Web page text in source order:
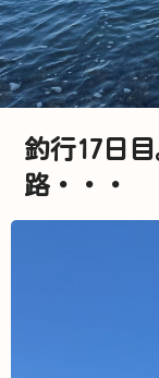
釣行17日
路・・・